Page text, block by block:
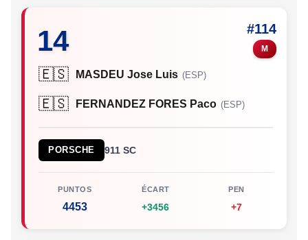
14 #114
M
🇪🇸 MASDEU Jose Luis (ESP)
🇪🇸 FERNANDEZ FORES Paco (ESP)
PORSCHE 911 SC
PUNTOS
4453
ÉCART
+3456
PEN
+7